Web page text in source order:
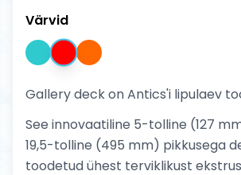
Värvid
Gallery deck on Antics'i lipulaev
See innovaatiline 5-tolline (127
19,5-tolline (495 mm) pikkusega
toodetud ühest terviklikust